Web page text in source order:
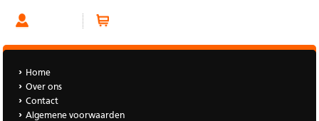
Home
Over ons
Contact
Algemene voorwaarden